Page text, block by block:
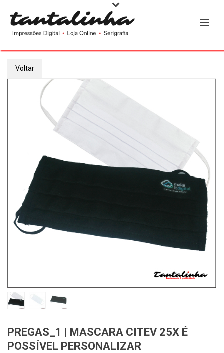
Voltar
PREGAS_1 | MASCARA CITEV 25X É
POSSÍVEL PERSONALIZAR